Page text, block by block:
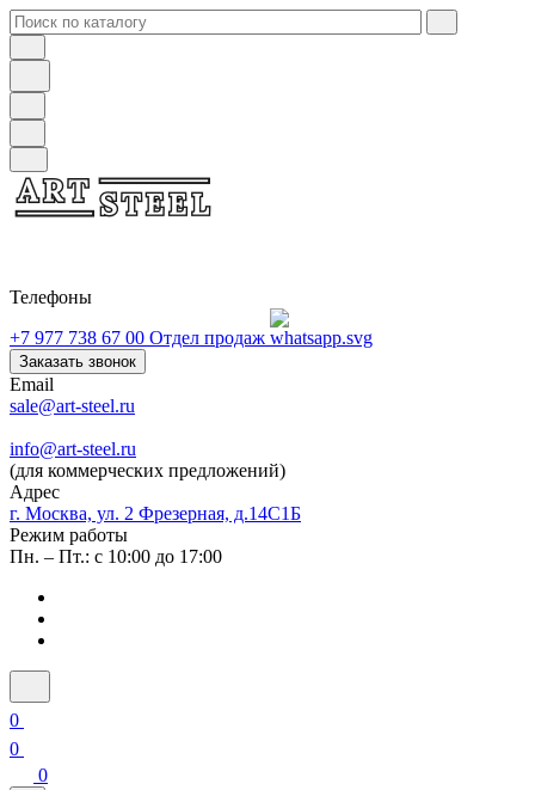
Телефоны
+7 977 738 67 00 Отдел продаж
Заказать звонок
Email
sale@art-steel.ru
info@art-steel.ru
(для коммерческих предложений)
Адрес
г. Москва, ул. 2 Фрезерная, д.14С1Б
Режим работы
Пн. – Пт.: с 10:00 до 17:00
0
0
0